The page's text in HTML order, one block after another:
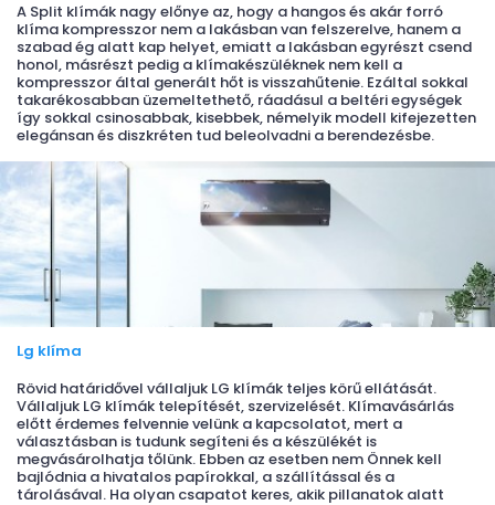
A Split klímák nagy előnye az, hogy a hangos és akár forró
klíma kompresszor nem a lakásban van felszerelve, hanem a
szabad ég alatt kap helyet, emiatt a lakásban egyrészt csend
honol, másrészt pedig a klímakészüléknek nem kell a
kompresszor által generált hőt is visszahűtenie. Ezáltal sokkal
takarékosabban üzemeltethető, ráadásul a beltéri egységek
így sokkal csinosabbak, kisebbek, némelyik modell kifejezetten
elegánsan és diszkréten tud beleolvadni a berendezésbe.
Lg klíma
Rövid határidővel vállaljuk LG klímák teljes körű ellátását.
Vállaljuk LG klímák telepítését, szervizelését. Klímavásárlás
előtt érdemes felvennie velünk a kapcsolatot, mert a
választásban is tudunk segíteni és a készülékét is
megvásárolhatja tőlünk. Ebben az esetben nem Önnek kell
bajlódnia a hivatalos papírokkal, a szállítással és a
tárolásával. Ha olyan csapatot keres, akik pillanatok alatt